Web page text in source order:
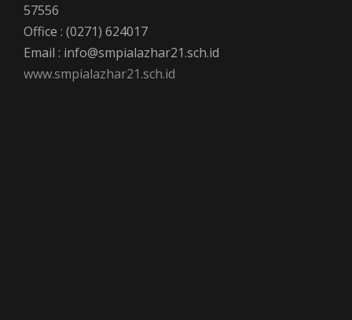
57556
Office : (0271) 624017
Email : info@smpialazhar21.sch.id
www.smpialazhar21.sch.id